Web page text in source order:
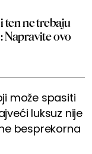
ten ne trebaju
Napravite ovo
može spasiti
luksuz nije
besprekorna